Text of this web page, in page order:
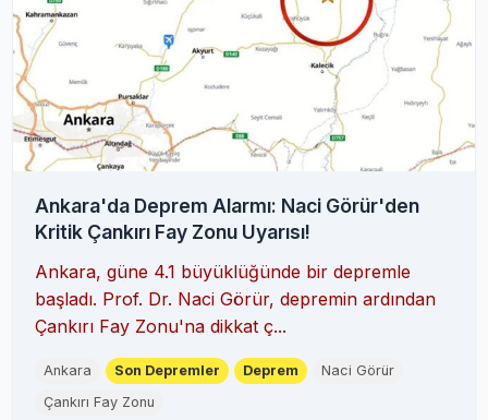
Ankara'da Deprem Alarmı: Naci Görür'den
Kritik Çankırı Fay Zonu Uyarısı!
Ankara, güne 4.1 büyüklüğünde bir depremle
başladı. Prof. Dr. Naci Görür, depremin ardından
Çankırı Fay Zonu'na dikkat ç...
Ankara Son Depremler Deprem
Naci Görür
Çankırı Fay Zonu